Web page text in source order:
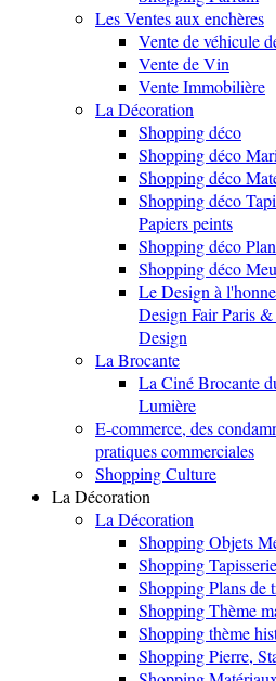
Les Ventes aux enchères
Vente de véhicule
Vente de Vin
Vente Immobilière
La Décoration
Shopping déco
Shopping déco
Shopping déco
Shopping déco
Papiers peints
Shopping déco
Shopping déco
Le Design à
Design Fair Paris
Design
La Brocante
La Ciné Brocante
Lumière
E-commerce, des
pratiques commerciales
Shopping Culture
La Décoration
La Décoration
Shopping Objets
Shopping Tapisserie
Shopping Plans de
Shopping Thème
Shopping thème
Shopping Pierre,